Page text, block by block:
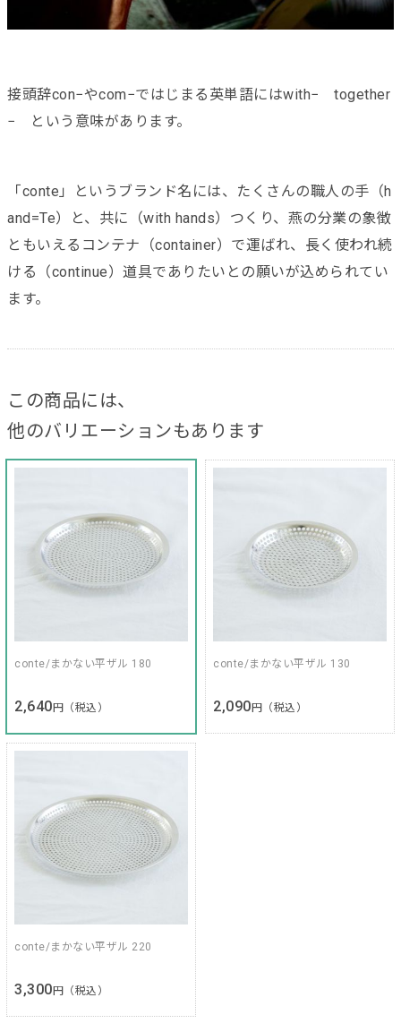
接頭辞con−やcom−ではじまる英単語にはwith− together
− という意味があります。
「conte」というブランド名には、たくさんの職人の手（h
and=Te）と、共に（with hands）つくり、燕の分業の象徴
ともいえるコンテナ（container）で運ばれ、長く使われ続
ける（continue）道具でありたいとの願いが込められてい
ます。
この商品には、
他のバリエーションもあります
conte/まかない平ザル 180
2,640 円（税込）
conte/まかない平ザル 130
2,090 円（税込）
conte/まかない平ザル 220
3,300 円（税込）